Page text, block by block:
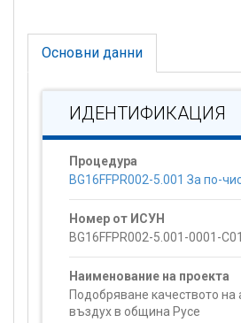
Основни данни
ИДЕНТИФИКАЦИЯ
Процедура
BG16FFPR002-5.001 За по-
Номер от ИСУН
BG16FFPR002-5.001-0001-C01
Наименование на проекта
Подобряване качеството
въздух в община Русе